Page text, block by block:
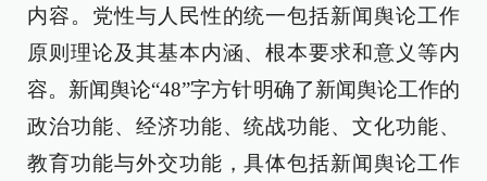
内容。党性与人民性的统一包括新闻舆论工作
原则理论及其基本内涵、根本要求和意义等内
容。新闻舆论“48”字方针明确了新闻舆论工作的
政治功能、经济功能、统战功能、文化功能、
教育功能与外交功能，具体包括新闻舆论工作